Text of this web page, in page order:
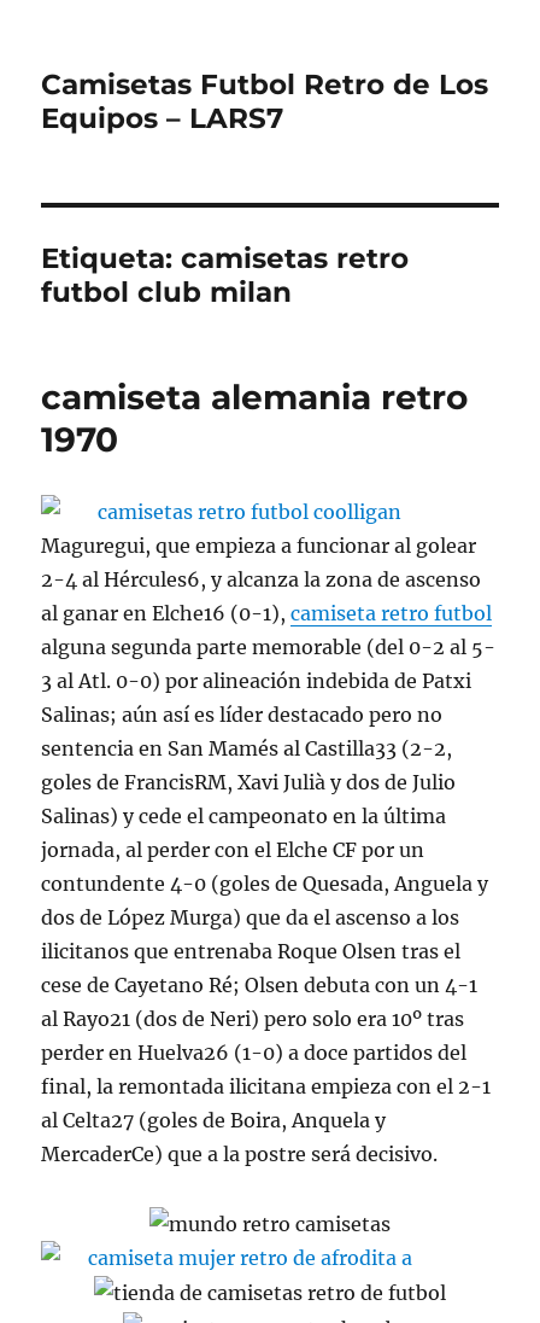
Camisetas Futbol Retro de Los
Equipos – LARS7
Etiqueta:camisetas retro
futbol club milan
camiseta alemania retro
1970
Maguregui, que empieza a funcionar al golear
2-4 al Hércules6, y alcanza la zona de ascenso
al ganar en Elche16 (0-1),camiseta retro futbol
alguna segunda parte memorable (del 0-2 al 5-
3 al Atl. 0-0) por alineación indebida de Patxi
Salinas; aún así es líder destacado pero no
sentencia en San Mamés al Castilla33 (2-2,
goles de FrancisRM, Xavi Julià y dos de Julio
Salinas) y cede el campeonato en la última
jornada, al perder con el Elche CF por un
contundente 4-0 (goles de Quesada, Anguela y
dos de López Murga) que da el ascenso a los
ilicitanos que entrenaba Roque Olsen tras el
cese de Cayetano Ré; Olsen debuta con un 4-1
al Rayo21 (dos de Neri) pero solo era 10º tras
perder en Huelva26 (1-0) a doce partidos del
final, la remontada ilicitana empieza con el 2-1
al Celta27 (goles de Boira, Anquela y
MercaderCe) que a la postre será decisivo.